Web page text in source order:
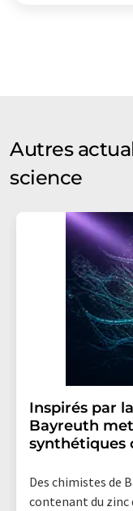
Autres
science
Inspirés par
Bayreuth
synthétiques
Des chimistes de
contenant du zinc